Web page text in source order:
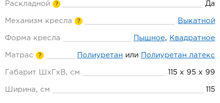
Раскладной ? Да
Механизм кресла ? Выкатной
Форма кресла Пышное, Квадратное
Матрас ? Полиуретан или Полиуретан латекс
Габарит ШхГхВ, см 115 х 95 х 99
Ширина, см 115